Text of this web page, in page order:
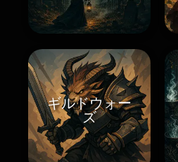
ギルドウォー
ズ